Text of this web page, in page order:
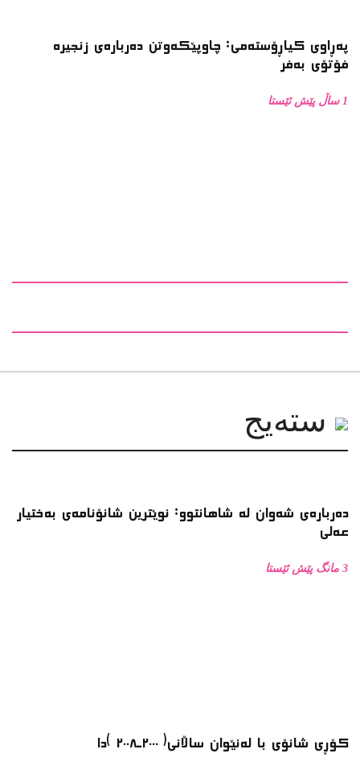
پەڕاوی کیاڕۆستەمی: چاوپێکەوتن دەربارەی زنجیرە
فۆتۆی بەفر
1 ساڵ پێش ئێستا
دەربارەی شەوان لە شاهانتوو: نوێترین شانۆنامەی بەختیار
عەلی
3 مانگ پێش ئێستا
کۆڕی شانۆی با لەنێوان ساڵانی( ٢٠٠٠ـ٢٠٠٨ )دا